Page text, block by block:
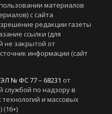
материалов
с сайта
редакции газеты
ссылки (для
не закрытой от
информации (сайт
№ ФС 77 – 68231 от
службой по надзору в
и массовых